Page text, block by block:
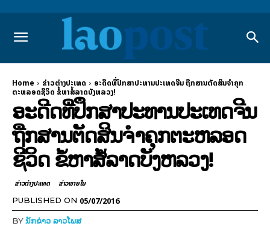
Home ຂ່າວຕ່າງປະເທດ
ອະດີດທີ່ປຶກສາປະທານປະເທດຈີນ ຖືກສານຕັດສິນຈຳຄຸກ
ຕະຫລອດຊີວິດ ຂໍ້ຫາສໍ້ລາດບັງຫລວງ!
ອະດີດທີ່ປຶກສາປະທານປະເທດຈີນ
ຖືກສານຕັດສິນຈຳຄຸກຕະຫລອດ
ຊີວິດ ຂໍ້ຫາສໍ້ລາດບັງຫລວງ!
ຂ່າວຕ່າງປະເທດ ຂ່າວພາຍ​ໃນ
PUBLISHED ON 05/07/2016
BYນັກຂ່າວ ລາວໂພສ